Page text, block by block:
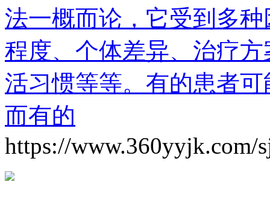
法一概而论，它受到多
程度、个体差异、治疗
活习惯等等。有的患者
而有的
https://www.360yyjk.com/